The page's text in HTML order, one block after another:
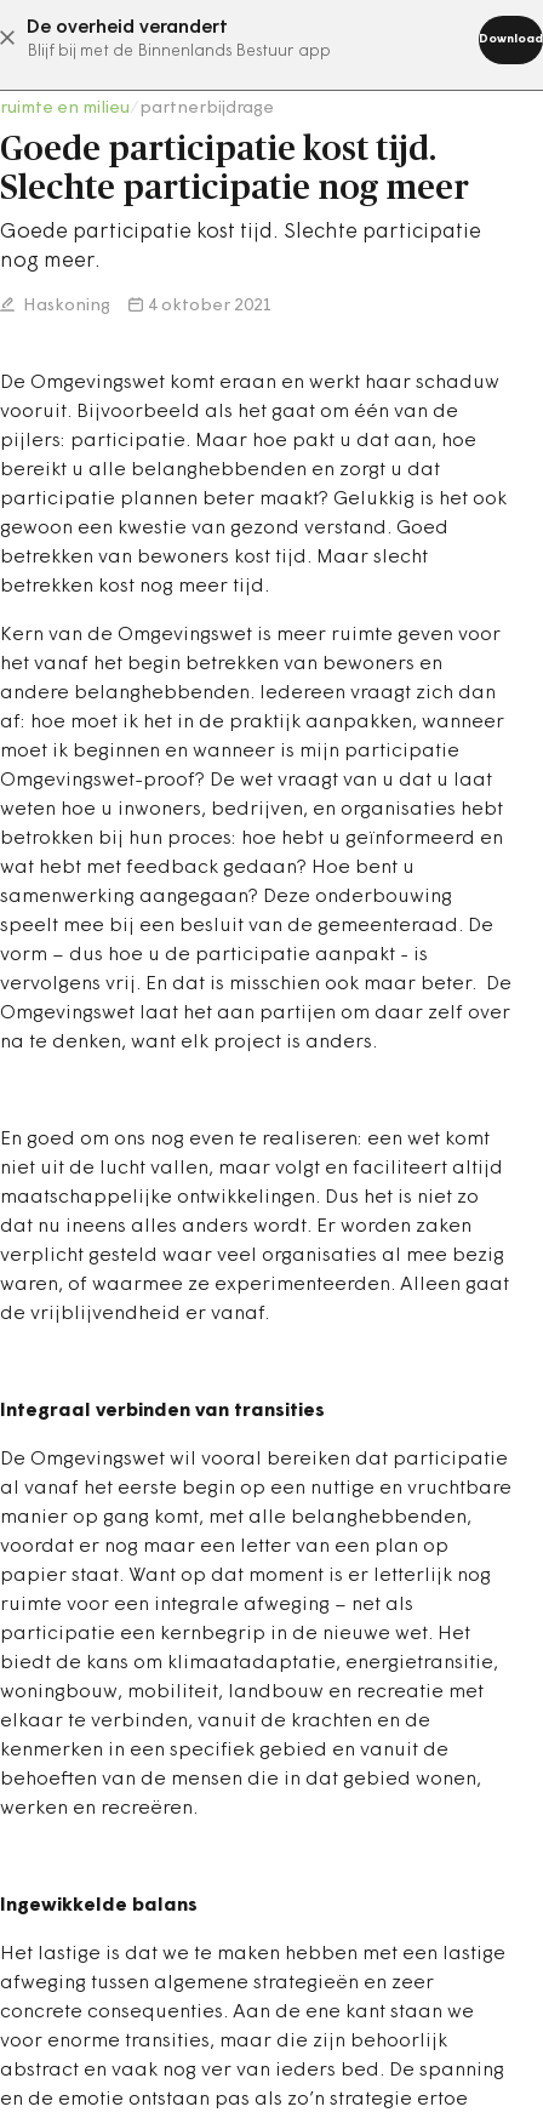
De overheid verandert
Blijf bij met de Binnenlands Bestuur app
Download
ruimte en milieu partnerbijdrage
Goede participatie kost tijd.
Slechte participatie nog meer
Goede participatie kost tijd. Slechte participatie
nog meer.
Haskoning 4 oktober 2021
De Omgevingswet komt eraan en werkt haar schaduw
vooruit. Bijvoorbeeld als het gaat om één van de
pijlers: participatie. Maar hoe pakt u dat aan, hoe
bereikt u alle belanghebbenden en zorgt u dat
participatie plannen beter maakt? Gelukkig is het ook
gewoon een kwestie van gezond verstand. Goed
betrekken van bewoners kost tijd. Maar slecht
betrekken kost nog meer tijd.
Kern van de Omgevingswet is meer ruimte geven voor
het vanaf het begin betrekken van bewoners en
andere belanghebbenden. Iedereen vraagt zich dan
af: hoe moet ik het in de praktijk aanpakken, wanneer
moet ik beginnen en wanneer is mijn participatie
Omgevingswet-proof? De wet vraagt van u dat u laat
weten hoe u inwoners, bedrijven, en organisaties hebt
betrokken bij hun proces: hoe hebt u geïnformeerd en
wat hebt met feedback gedaan? Hoe bent u
samenwerking aangegaan? Deze onderbouwing
speelt mee bij een besluit van de gemeenteraad. De
vorm – dus hoe u de participatie aanpakt - is
vervolgens vrij. En dat is misschien ook maar beter. De
Omgevingswet laat het aan partijen om daar zelf over
na te denken, want elk project is anders.
En goed om ons nog even te realiseren: een wet komt
niet uit de lucht vallen, maar volgt en faciliteert altijd
maatschappelijke ontwikkelingen. Dus het is niet zo
dat nu ineens alles anders wordt. Er worden zaken
verplicht gesteld waar veel organisaties al mee bezig
waren, of waarmee ze experimenteerden. Alleen gaat
de vrijblijvendheid er vanaf.
Integraal verbinden van transities
De Omgevingswet wil vooral bereiken dat participatie
al vanaf het eerste begin op een nuttige en vruchtbare
manier op gang komt, met alle belanghebbenden,
voordat er nog maar een letter van een plan op
papier staat. Want op dat moment is er letterlijk nog
ruimte voor een integrale afweging – net als
participatie een kernbegrip in de nieuwe wet. Het
biedt de kans om klimaatadaptatie, energietransitie,
woningbouw, mobiliteit, landbouw en recreatie met
elkaar te verbinden, vanuit de krachten en de
kenmerken in een specifiek gebied en vanuit de
behoeften van de mensen die in dat gebied wonen,
werken en recreëren.
Ingewikkelde balans
Het lastige is dat we te maken hebben met een lastige
afweging tussen algemene strategieën en zeer
concrete consequenties. Aan de ene kant staan we
voor enorme transities, maar die zijn behoorlijk
abstract en vaak nog ver van ieders bed. De spanning
en de emotie ontstaan pas als zo’n strategie ertoe